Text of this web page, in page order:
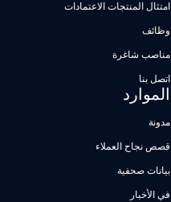
امتثال المنتجات الاعتمادات
وظائف
مناصب شاغرة
اتصل بنا
الموارد
مدونة
قصص نجاح العملاء
بيانات صحفية
في الأخبار